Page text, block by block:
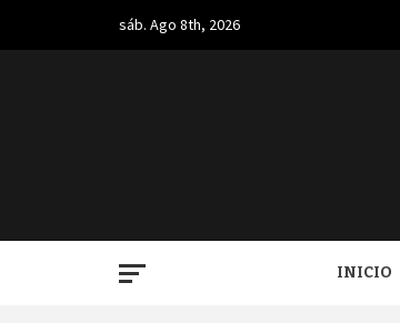
content
sáb. Ago 8th, 2026
INICIO